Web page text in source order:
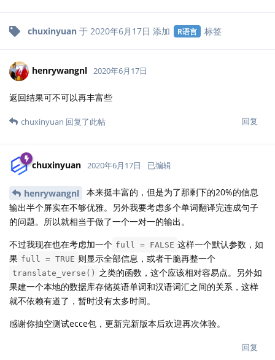
chuxinyuan 于 2020年6月17日 添加 R语言 标签
henrywangnl 2020年6月17日
返回结果可不可以再丰富些
回复
chuxinyuan 回复了此帖
chuxinyuan 2020年6月17日 已编辑
henrywangnl
本来挺丰富的，但是为了那剩下的20%的信息
输出半个屏实在不够优雅。另外我要考虑多个单词翻译完连成句子
的问题。所以就相当于做了一个一对一的输出。
不过我现在也在考虑加一个 full = FALSE 这样一个默认参数，如
果 full = TRUE 则显示全部信息，或者干脆再整一个
translate_verse() 之类的函数，这个应该相对容易点。另外如
果建一个本地的数据库存储英语单词和汉语词汇之间的关系，这样
就不依赖有道了，暂时没有太多时间。
感谢你抽空测试ecce包，更新完新版本后欢迎再次体验。
回复